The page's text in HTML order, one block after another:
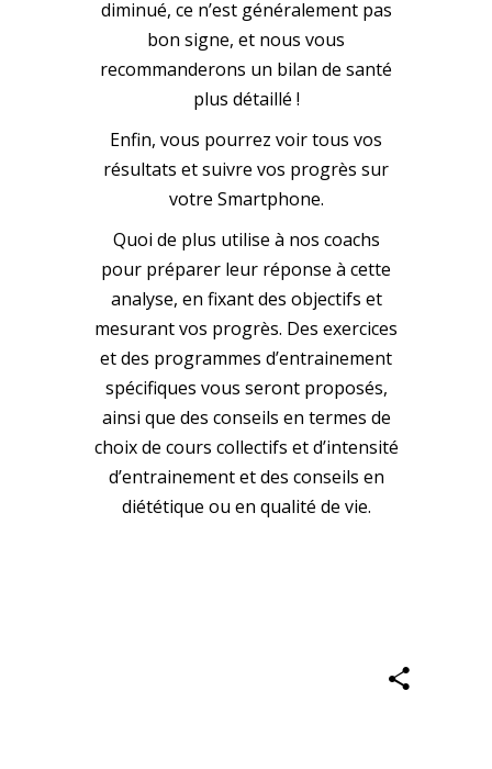
diminué, ce n’est généralement pas
bon signe, et nous vous
recommanderons un bilan de santé
plus détaillé !
Enfin, vous pourrez voir tous vos
résultats et suivre vos progrès sur
votre Smartphone.
Quoi de plus utilise à nos coachs
pour préparer leur réponse à cette
analyse, en fixant des objectifs et
mesurant vos progrès. Des exercices
et des programmes d’entrainement
spécifiques vous seront proposés,
ainsi que des conseils en termes de
choix de cours collectifs et d’intensité
d’entrainement et des conseils en
diététique ou en qualité de vie.